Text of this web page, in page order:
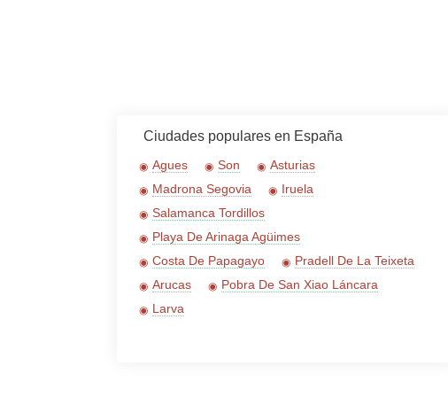
Ciudades populares en España
Agues Son
Asturias
Madrona Segovia
Iruela
Salamanca Tordillos
Playa De Arinaga Agüimes
Costa De Papagayo
Pradell De La Teixeta
Arucas
Pobra De San Xiao Láncara
Larva